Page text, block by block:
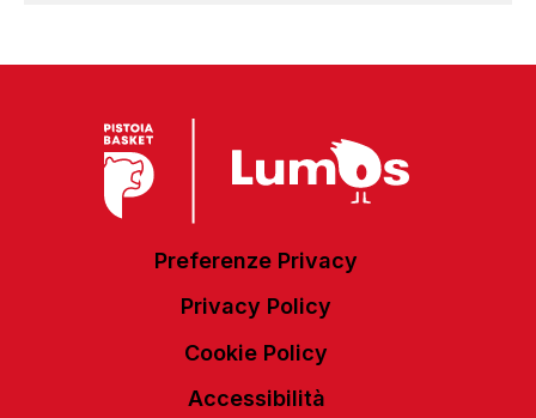
Preferenze Privacy
Privacy Policy
Cookie Policy
Accessibilità